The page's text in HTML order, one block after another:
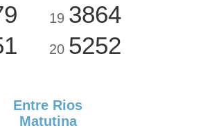
19 3864
20 5252
Entre Rios
Matutina